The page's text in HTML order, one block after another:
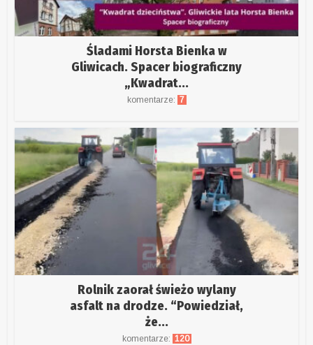
Śladami Horsta Bienka w
Gliwicach. Spacer biograficzny
„Kwadrat...
komentarze: 7
Rolnik zaorał świeżo wylany
asfalt na drodze. “Powiedział,
że...
komentarze: 120